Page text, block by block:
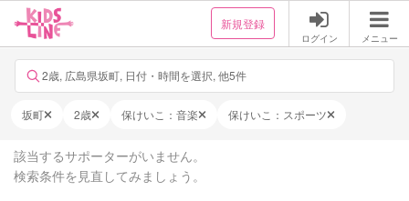
新規登録
ログイン メニュー
2歳, 広島県坂町, 日付・時間を選択, 他5件
坂町 2歳 保けいこ：音楽 保けいこ：スポーツ
該当するサポーターがいません。
検索条件を見直してみましょう。